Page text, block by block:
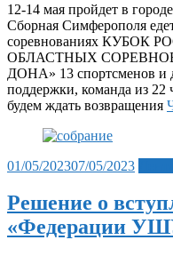
12-14 мая пройдет в
Сборная Симферополя
соревнованиях
ОБЛАСТНЫХ
ДОНА» 13 спортсменов и
поддержки, команда из 22
будем ждать возвращения
Posted
01/05/202307/05/2023
Решение о
«Федерации